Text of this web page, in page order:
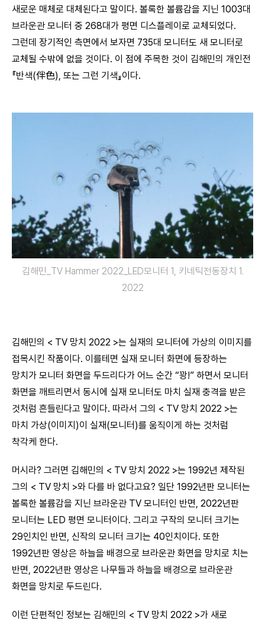
새로운 매체로 대체된다고 말이다. 볼록한 볼륨감을 지닌 1003대
브라운관 모니터 중 268대가 평면 디스플레이로 교체되었다.
그런데 장기적인 측면에서 보자면 735대 모니터도 새 모니터로
교체될 수밖에 없을 것이다. 이 점에 주목한 것이 김해민의 개인전
『반색(伴色), 또는 그런 기색』이다.
김해민_TV Hammer 2022_LED모니터 1, 키네틱전동장치 1.
2022
김해민의 < TV 망치 2022 >는 실재의 모니터에 가상의 이미지를
접목시킨 작품이다. 이를테면 실재 모니터 화면에 등장하는
망치가 모니터 화면을 두드리다가 어느 순간 “꽝!” 하면서 모니터
화면을 깨트리면서 동시에 실재 모니터도 마치 실재 충격을 받은
것처럼 흔들린다고 말이다. 따라서 그의 < TV 망치 2022 >는
마치 가상(이미지)이 실재(모니터)를 움직이게 하는 것처럼
착각케 한다.
머시라? 그러면 김해민의 < TV 망치 2022 >는 1992년 제작된
그의 < TV 망치 >와 다를 바 없다고요? 일단 1992년판 모니터는
볼록한 볼륨감을 지닌 브라운관 TV 모니터인 반면, 2022년판
모니터는 LED 평면 모니터이다. 그리고 구작의 모니터 크기는
29인치인 반면, 신작의 모니터 크기는 40인치이다. 또한
1992년판 영상은 하늘을 배경으로 브라운관 화면을 망치로 치는
반면, 2022년판 영상은 나무들과 하늘을 배경으로 브라운관
화면을 망치로 두드린다.
이런 단편적인 정보는 김해민의 < TV 망치 2022 >가 새로